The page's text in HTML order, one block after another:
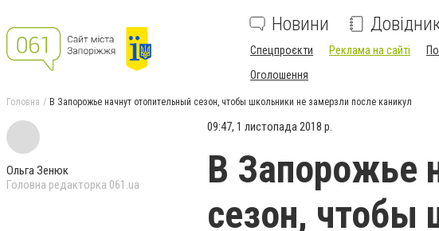
Новини
Спецпроєкти Реклама на сайті
Оголошення
Головна В Запорожье начнут отопительный сезон, чтобы школьники не замерзли после каникул
Ольга Зенюк
Головна редакторка 061.ua
09:47, 1 листопада 2018 р.
В Запорожье
сезон, чтобы